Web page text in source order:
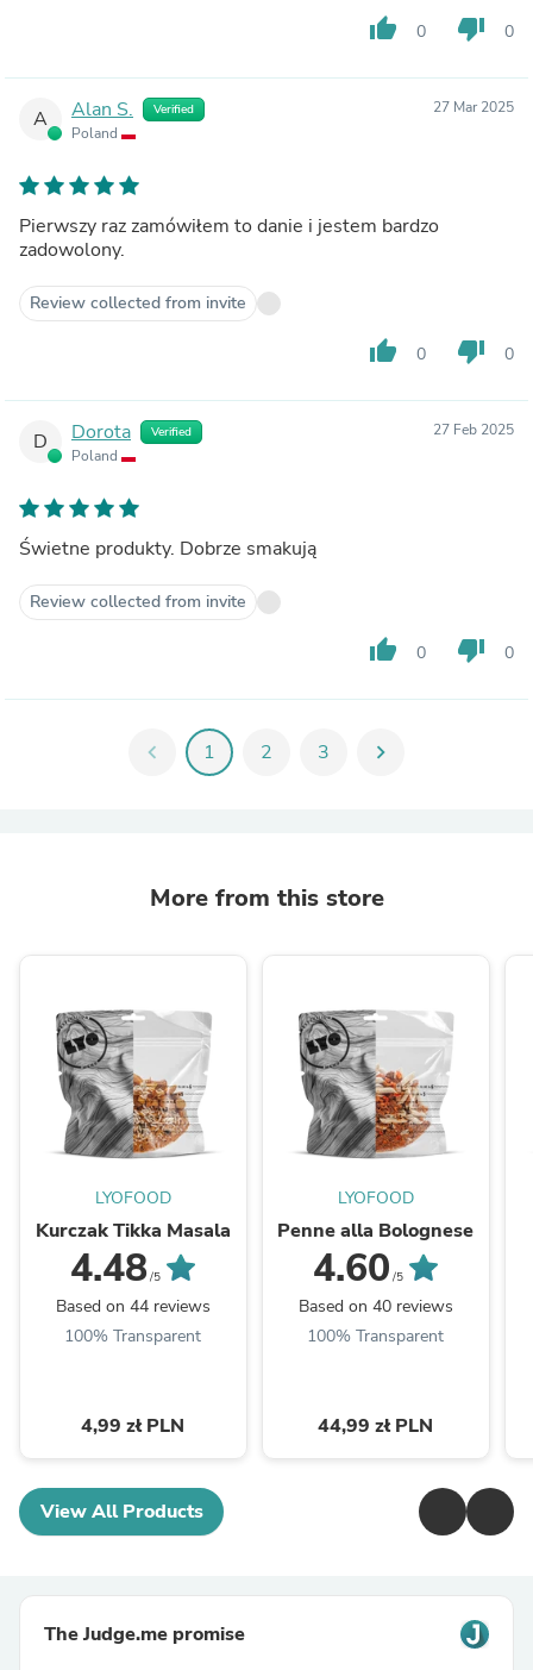
thumb_up 0 thumb_down 0
A Alan S. Verified
Poland
27 Mar 2025
Pierwszy raz zamówiłem to danie i jestem bardzo
zadowolony.
Review collected from invite
thumb_up 0 thumb_down 0
D Dorota Verified
Poland
27 Feb 2025
Świetne produkty. Dobrze smakują
Review collected from invite
thumb_up 0 thumb_down 0
chevron_left 1 2 3 chevron_right
More from this store
LYOFOOD
Kurczak Tikka Masala
4.48/5
Based on 44 reviews
100% Transparent
4,99 zł PLN
LYOFOOD
Penne alla Bolognese
4.60 /5
Based on 40 reviews
100% Transparent
44,99 zł PLN
View All Products
The Judge.me promise